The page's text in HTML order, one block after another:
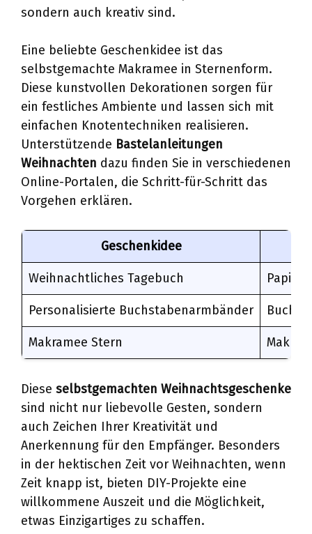
sondern auch kreativ sind.
Eine beliebte Geschenkidee ist das
selbstgemachte Makramee in Sternenform.
Diese kunstvollen Dekorationen sorgen für
ein festliches Ambiente und lassen sich mit
einfachen Knotentechniken realisieren.
Unterstützende Bastelanleitungen
Weihnachten dazu finden Sie in verschiedenen
Online-Portalen, die Schritt-für-Schritt das
Vorgehen erklären.
Geschenkidee
Weihnachtliches Tagebuch
Personalisierte Buchstabenarmbänder
Makramee Stern
Diese selbstgemachten Weihnachtsgeschenke
sind nicht nur liebevolle Gesten, sondern
auch Zeichen Ihrer Kreativität und
Anerkennung für den Empfänger. Besonders
in der hektischen Zeit vor Weihnachten, wenn
Zeit knapp ist, bieten DIY-Projekte eine
willkommene Auszeit und die Möglichkeit,
etwas Einzigartiges zu schaffen.